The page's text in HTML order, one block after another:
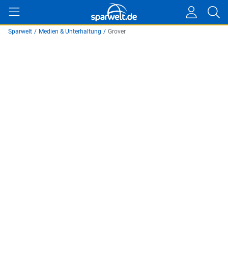
Sparwelt / Medien & Unterhaltung / Grover